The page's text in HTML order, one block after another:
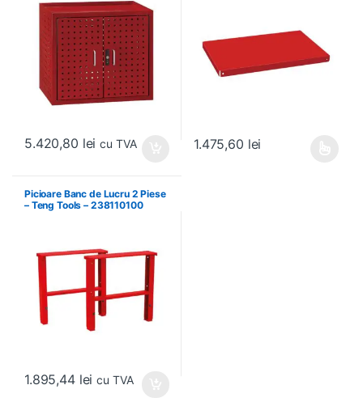
5.420,80 lei cu TVA 1.475,60 lei
Picioare Banc de Lucru 2 Piese
– Teng Tools – 238110100
1.895,44 lei cu TVA